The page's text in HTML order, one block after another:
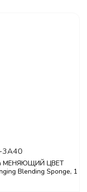
МЕНЯЮЩИЙ ЦВЕТ
Blending Sponge, 1